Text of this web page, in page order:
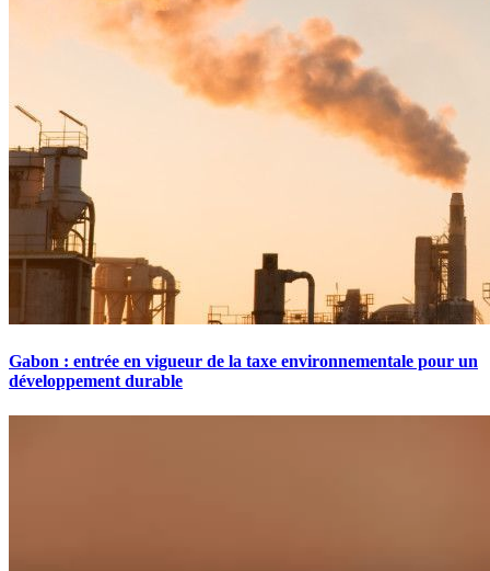
Gabon : entrée en vigueur de la taxe environnementale pour un
développement durable